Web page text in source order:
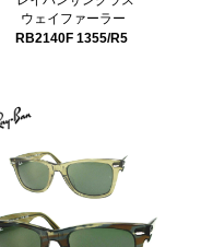
ウェイファーラー
RB2140F 1355/R5